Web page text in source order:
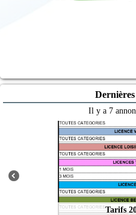
Il y a 7
Tarifs